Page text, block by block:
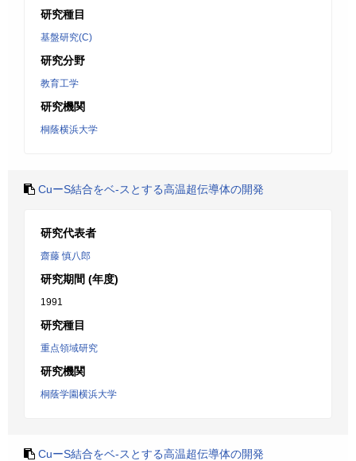
研究種目
基盤研究(C)
研究分野
教育工学
研究機関
桐蔭横浜大学
CuーS結合をベ-スとする高温超伝導体の開発
研究代表者
齋藤 慎八郎
研究期間 (年度)
1991
研究種目
重点領域研究
研究機関
桐蔭学園横浜大学
CuーS結合をベ-スとする高温超伝導体の開発